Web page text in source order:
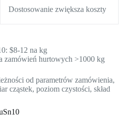
Dostosowanie zwiększa koszty
$8-12 na kg
zamówień hurtowych >1000 kg
od parametrów zamówienia,
cząstek, poziom czystości, skład